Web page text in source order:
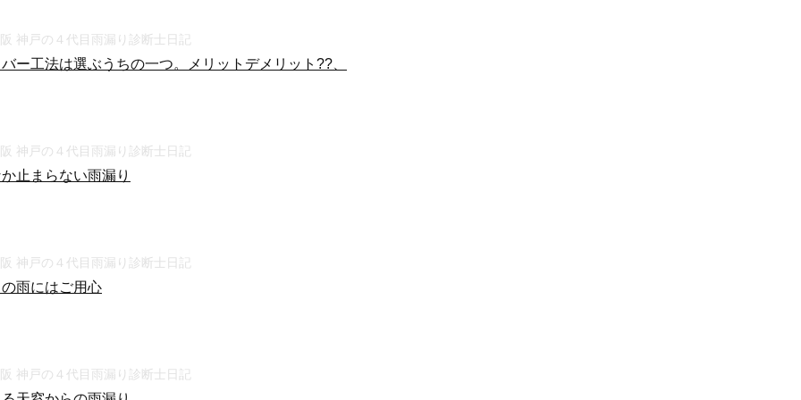
神戸の４代目雨漏り診断士日記
ー工法は選ぶうちの一つ。メリットデメリット??、
神戸の４代目雨漏り診断士日記
止まらない雨漏り
神戸の４代目雨漏り診断士日記
雨にはご用心
神戸の４代目雨漏り診断士日記